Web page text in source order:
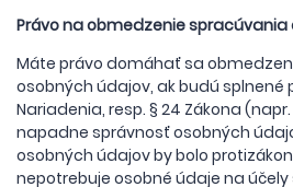
Právo na obmedzenie
Máte právo domáhať sa
osobných údajov, ak budú splnené
Nariadenia, resp. § 24 Zákona
napadne správnosť osobných
osobných údajov by bolo
nepotrebuje osobné údaje na